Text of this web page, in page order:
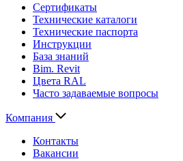
Сертификаты
Технические каталоги
Технические паспорта
Инструкции
База знаний
Bim. Revit
Цвета RAL
Часто задаваемые вопросы
Компания
Контакты
Вакансии